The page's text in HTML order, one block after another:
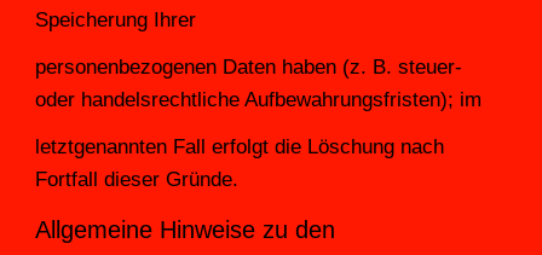
Speicherung Ihrer
personenbezogenen Daten haben (z. B. steuer-
oder handelsrechtliche Aufbewahrungsfristen); im
letztgenannten Fall erfolgt die Löschung nach
Fortfall dieser Gründe.
Allgemeine Hinweise zu den